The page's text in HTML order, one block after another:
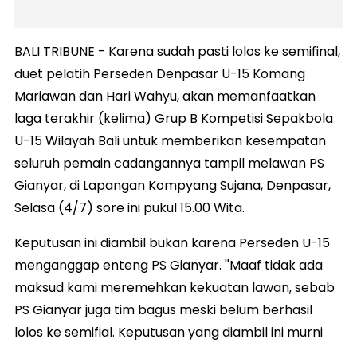
BALI TRIBUNE - Karena sudah pasti lolos ke semifinal,
duet pelatih Perseden Denpasar U-15 Komang
Mariawan dan Hari Wahyu, akan memanfaatkan
laga terakhir (kelima) Grup B Kompetisi Sepakbola
U-15 Wilayah Bali untuk memberikan kesempatan
seluruh pemain cadangannya tampil melawan PS
Gianyar, di Lapangan Kompyang Sujana, Denpasar,
Selasa (4/7) sore ini pukul 15.00 Wita.
Keputusan ini diambil bukan karena Perseden U-15
menganggap enteng PS Gianyar. ''Maaf tidak ada
maksud kami meremehkan kekuatan lawan, sebab
PS Gianyar juga tim bagus meski belum berhasil
lolos ke semifial. Keputusan yang diambil ini murni